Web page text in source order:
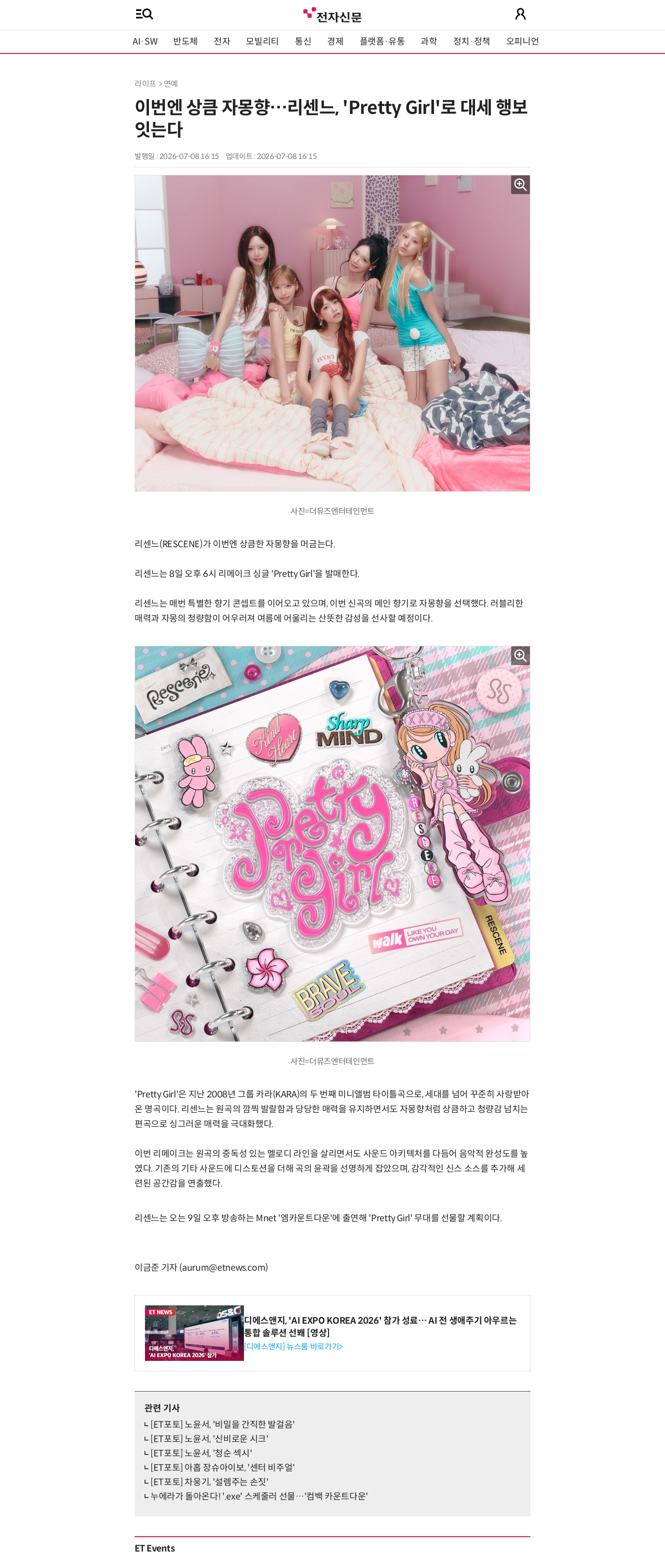
AI·SW 반도체 전자 모빌리티 통신 경제 플랫폼·유통 과학 정치·정책 오피니언
라이프 > 연예
이번엔 상큼 자몽향…리센느, 'Pretty Girl'로 대세 행보
잇는다
발행일 : 2026-07-08 16:15 업데이트 : 2026-07-08 16:15
사진=더뮤즈엔터테인먼트
리센느(RESCENE)가 이번엔 상큼한 자몽향을 머금는다.
리센느는 8일 오후 6시 리메이크 싱글 'Pretty Girl'을 발매한다.
리센느는 매번 특별한 향기 콘셉트를 이어오고 있으며, 이번 신곡의 메인 향기로 자몽향을 선택했다. 러블리한
매력과 자몽의 청량함이 어우러져 여름에 어울리는 산뜻한 감성을 선사할 예정이다.
사진=더뮤즈엔터테인먼트
'Pretty Girl'은 지난 2008년 그룹 카라(KARA)의 두 번째 미니앨범 타이틀곡으로, 세대를 넘어 꾸준히 사랑받아
온 명곡이다. 리센느는 원곡의 깜찍 발랄함과 당당한 매력을 유지하면서도 자몽향처럼 상큼하고 청량감 넘치는
편곡으로 싱그러운 매력을 극대화했다.
이번 리메이크는 원곡의 중독성 있는 멜로디 라인을 살리면서도 사운드 아키텍처를 다듬어 음악적 완성도를 높
였다. 기존의 기타 사운드에 디스토션을 더해 곡의 윤곽을 선명하게 잡았으며, 감각적인 신스 소스를 추가해 세
련된 공간감을 연출했다.
리센느는 오는 9일 오후 방송하는 Mnet '엠카운트다운'에 출연해 'Pretty Girl' 무대를 선물할 계획이다.
이금준 기자 (aurum@etnews.com)
디에스앤지, 'AI EXPO KOREA 2026' 참가 성료… AI 전 생애주기 아우르는
통합 솔루션 선봬 [영상]
[디에스앤지] 뉴스룸 바로가기>
관련 기사
[ET포토] 노윤서, '비밀을 간직한 발걸음'
[ET포토] 노윤서, '신비로운 시크'
[ET포토] 노윤서, '청순 섹시'
[ET포토] 아홉 장슈아이보, '센터 비주얼'
[ET포토] 차웅기, '설렘주는 손짓'
누에라가 돌아온다! '.exe' 스케줄러 선물…'컴백 카운트다운'
ET Events